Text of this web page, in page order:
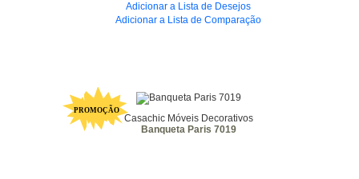
Adicionar a Lista de Desejos
Adicionar a Lista de Comparação
Casachic Móveis Decorativos
Banqueta Paris 7019